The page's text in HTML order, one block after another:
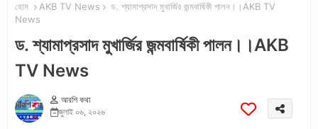
হোম AKB TV News
ড. শ্যামাপ্রসাদ মুখার্জির জন্মবার্ষিকী পালন।।AKB TV
News
ড. শ্যামাপ্রসাদ মুখার্জির জন্মবার্ষিকী পালন।।AKB
TV News
আরশি কথা
জুলাই ০৬, ২০২৬